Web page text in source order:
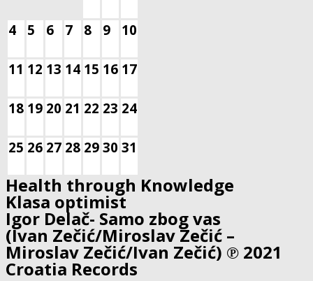
4 5 6 7 8 9 10
11 12 13 14 15 16 17
18 19 20 21 22 23 24
25 26 27 28 29 30 31
Health through Knowledge
Klasa optimist
Igor Delač- Samo zbog vas
(Ivan Zečić/Miroslav Zečić –
Miroslav Zečić/Ivan Zečić) ℗ 2021
Croatia Records